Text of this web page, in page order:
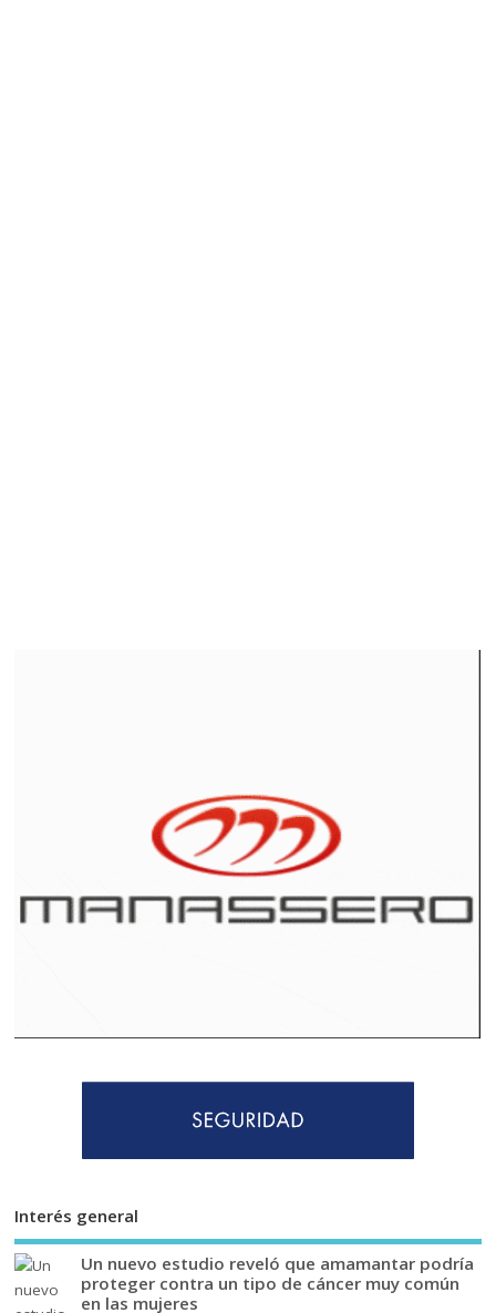
Interés general
Un nuevo estudio reveló que amamantar podría
proteger contra un tipo de cáncer muy común
en las mujeres